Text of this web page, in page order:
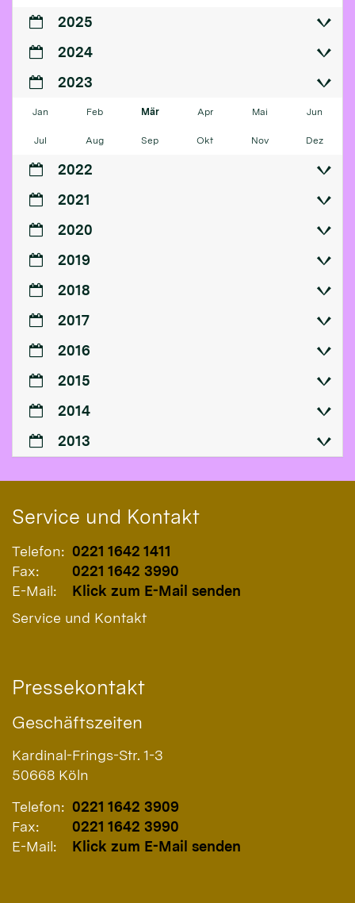
2025
2024
2023
Jan Feb Mär Apr Mai Jun
Jul Aug Sep Okt Nov Dez
2022
2021
2020
2019
2018
2017
2016
2015
2014
2013
Service und Kontakt
Telefon: 0221 1642 1411
Fax:
0221 1642 3990
E-Mail:
Klick zum E-Mail senden
Service und Kontakt
Pressekontakt
Geschäftszeiten
Kardinal-Frings-Str. 1-3
50668 Köln
Telefon: 0221 1642 3909
Fax:
0221 1642 3990
E-Mail:
Klick zum E-Mail senden